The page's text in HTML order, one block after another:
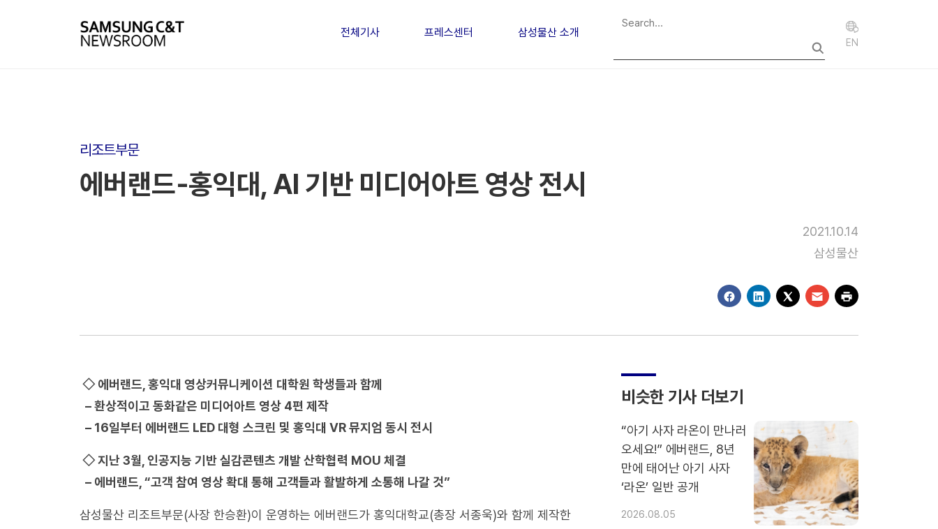
전체기사 프레스센터 삼성물산 소개
EN
리조트부문
에버랜드-홍익대, AI 기반 미디어아트 영상 전시
2021.10.14
삼성물산
◇ 에버랜드, 홍익대 영상커뮤니케이션 대학원 학생들과 함께
– 환상적이고 동화같은 미디어아트 영상 4편 제작
– 16일부터 에버랜드 LED 대형 스크린 및 홍익대 VR 뮤지엄 동시 전시
◇ 지난 3월, 인공지능 기반 실감콘텐츠 개발 산학협력 MOU 체결
– 에버랜드, “고객 참여 영상 확대 통해 고객들과 활발하게 소통해 나갈 것”
삼성물산 리조트부문(사장 한승환)이 운영하는 에버랜드가 홍익대학교(총장 서종욱)와 함께 제작한
비슷한 기사 더보기
“아기 사자 라온이 만나러
오세요!” 에버랜드, 8년
만에 태어난 아기 사자
‘라온’ 일반 공개
2026.08.05